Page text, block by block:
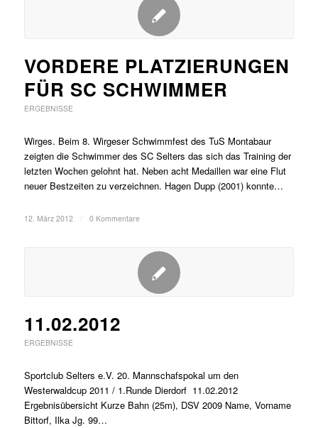
VORDERE PLATZIERUNGEN
FÜR SC SCHWIMMER
ERGEBNISSE
Wirges. Beim 8. Wirgeser Schwimmfest des TuS Montabaur
zeigten die Schwimmer des SC Selters das sich das Training der
letzten Wochen gelohnt hat. Neben acht Medaillen war eine Flut
neuer Bestzeiten zu verzeichnen. Hagen Dupp (2001) konnte…
12. März 2012 0 Kommentare
11.02.2012
ERGEBNISSE
Sportclub Selters e.V. 20. Mannschafspokal um den
Westerwaldcup 2011 / 1.Runde Dierdorf 11.02.2012
Ergebnisübersicht Kurze Bahn (25m), DSV 2009 Name, Vorname
Bittorf, Ilka Jg. 99…